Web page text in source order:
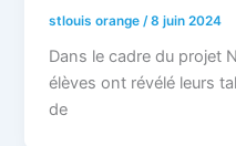
stlouis orange /8 juin 2024
Dans le cadre du projet
élèves ont révélé leurs
de